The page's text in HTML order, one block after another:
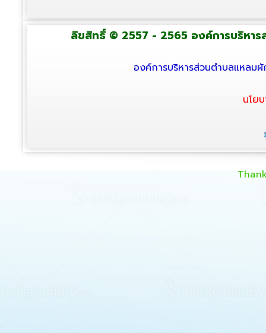
ลิขสิทธิ์ © 2557 - 2565 องค์การบริหา
องค์การบริหารส่วนตำบลแหลม
นโย